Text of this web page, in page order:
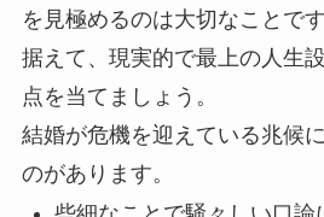
を見極めるのは大切なことで
据えて、現実的で最上の人生
点を当てましょう。
結婚が危機を迎えている兆候
のがあります。